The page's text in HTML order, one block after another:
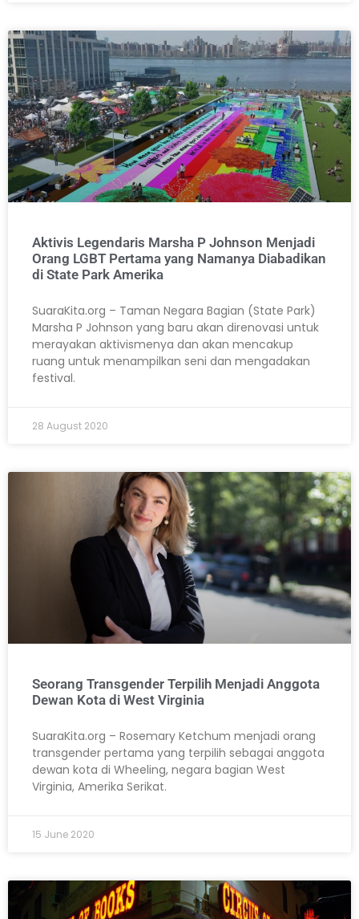
Aktivis Legendaris Marsha P Johnson Menjadi
Orang LGBT Pertama yang Namanya Diabadikan
di State Park Amerika
SuaraKita.org – Taman Negara Bagian (State Park)
Marsha P Johnson yang baru akan direnovasi untuk
merayakan aktivismenya dan akan mencakup
ruang untuk menampilkan seni dan mengadakan
festival.
28 August 2020
Seorang Transgender Terpilih Menjadi Anggota
Dewan Kota di West Virginia
SuaraKita.org – Rosemary Ketchum menjadi orang
transgender pertama yang terpilih sebagai anggota
dewan kota di Wheeling, negara bagian West
Virginia, Amerika Serikat.
15 June 2020